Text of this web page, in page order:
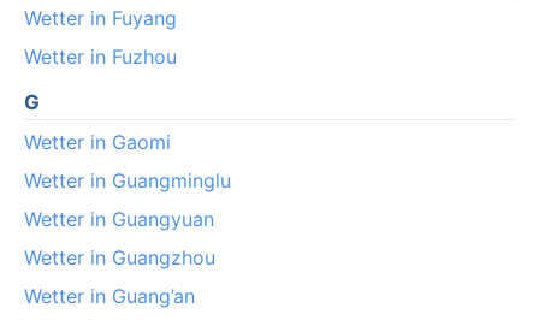
Wetter in Fuyang
Wetter in Fuzhou
G
Wetter in Gaomi
Wetter in Guangminglu
Wetter in Guangyuan
Wetter in Guangzhou
Wetter in Guang’an